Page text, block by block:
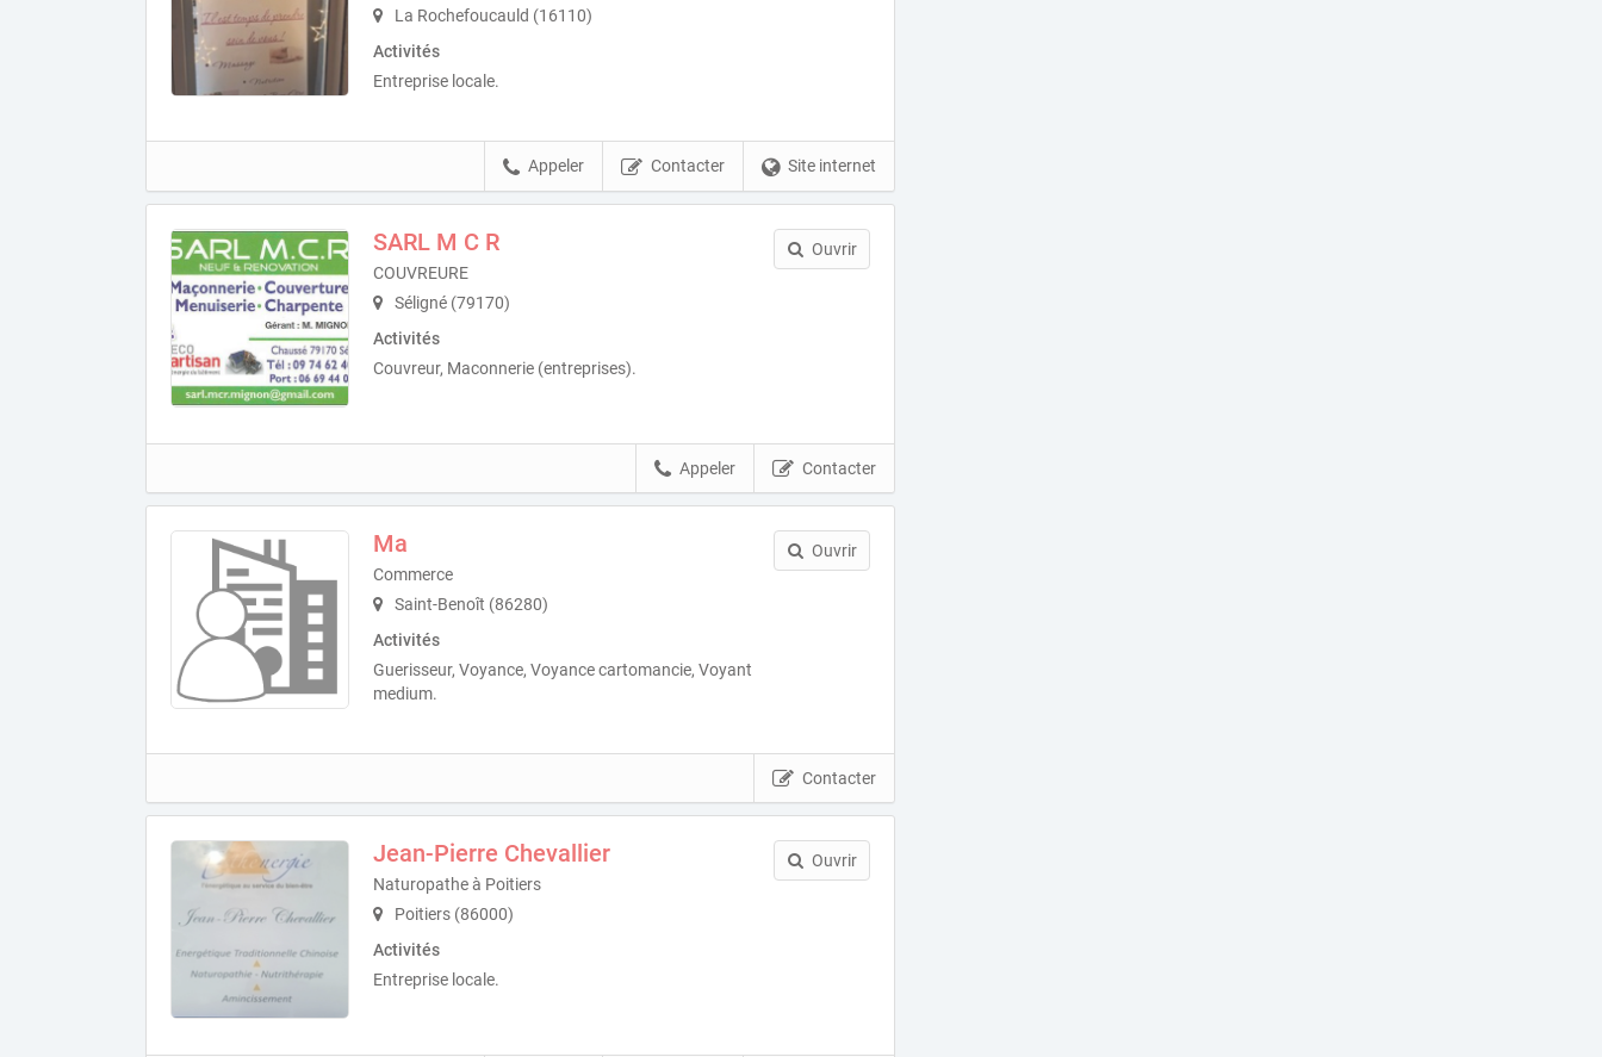
La Rochefoucauld (16110)
Activités
Entreprise locale.
Site internet
Contacter
Appeler
SARL M C R
COUVREURE
Séligné (79170)
Activités
Couvreur, Maconnerie (entreprises).
Ouvrir
Contacter
Appeler
Ma
Commerce
Saint-Benoît (86280)
Activités
Guerisseur, Voyance, Voyance cartomancie, Voyant
medium.
Ouvrir
Contacter
Jean-Pierre Chevallier
Naturopathe à Poitiers
Poitiers (86000)
Activités
Entreprise locale.
Ouvrir